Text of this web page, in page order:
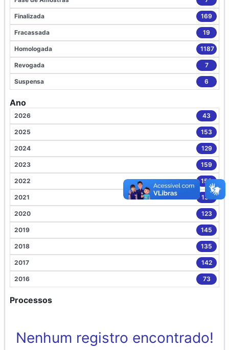
Finalizada 169
Fracassada 19
Homologada 1187
Revogada 7
Suspensa 6
Ano
2026 43
2025 153
2024 129
2023 159
2022 159
2021 137
2020 123
2019 145
2018 135
2017 142
2016 73
Processos
Nenhum registro encontrado!